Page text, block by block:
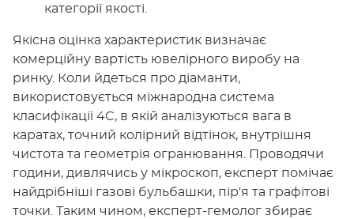
категорії якості.
Якісна оцінка характеристик визначає
комерційну вартість ювелірного виробу на
ринку. Коли йдеться про діаманти,
використовується міжнародна система
класифікації 4C, в якій аналізуються вага в
каратах, точний колірний відтінок, внутрішня
чистота та геометрія огранювання. Проводячи
години, дивлячись у мікроскоп, експерт помічає
найдрібніші газові бульбашки, пір'я та графітові
точки. Таким чином, експерт-гемолог збирає